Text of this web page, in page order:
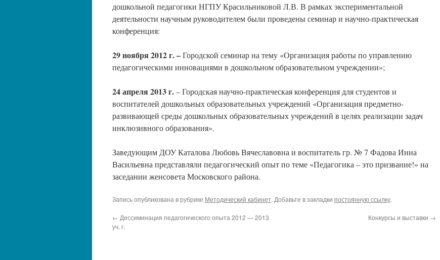
дошкольной педагогики НГПУ Красильниковой Л.В. В рамках экспериментальной
деятельности научным руководителем были проведены семинар и научно-практическая
конференция:
29 ноября 2012 г. –Городской семинар на тему «Организация работы по управлению
педагогическими инновациями в дошкольном образовательном учреждении»;
24 апреля 2013 г.– Городская научно-практическая конференция для студентов и
воспитателей дошкольных образовательных учреждений «Организация предметно-
развивающей среды дошкольных образовательных учреждений в целях реализации задач
инклюзивного образования».
Заведующим ДОУ Каталова Любовь Вячеславовна и воспитатель гр. № 7 Фадова Инна
Васильевна представляли педагогический опыт по теме «Педагогика – это призвание!» на
заседании женсовета Московского района.
Запись опубликована в рубрике Методический кабинет. Добавьте в закладки постоянную ссылку.
← Дессиминация педагогического опыта 2012 — 2013
уч. г.
Конкурсы и выставки →